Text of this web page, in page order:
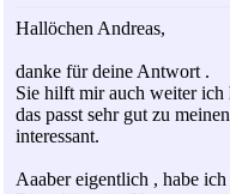
Hallöchen Andreas,
danke für deine Antwort .
Sie hilft mir auch weiter ich
das passt sehr gut zu
interessant.
Aaaber eigentlich , habe